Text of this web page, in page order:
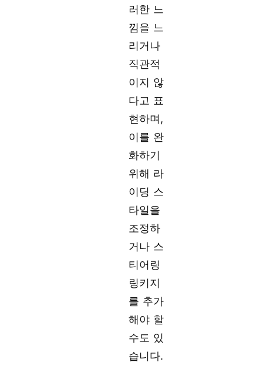
러한 느
낌을 느
리거나
직관적
이지 않
다고 표
현하며,
이를 완
화하기
위해 라
이딩 스
타일을
조정하
거나 스
티어링
링키지
를 추가
해야 할
수도 있
습니다.